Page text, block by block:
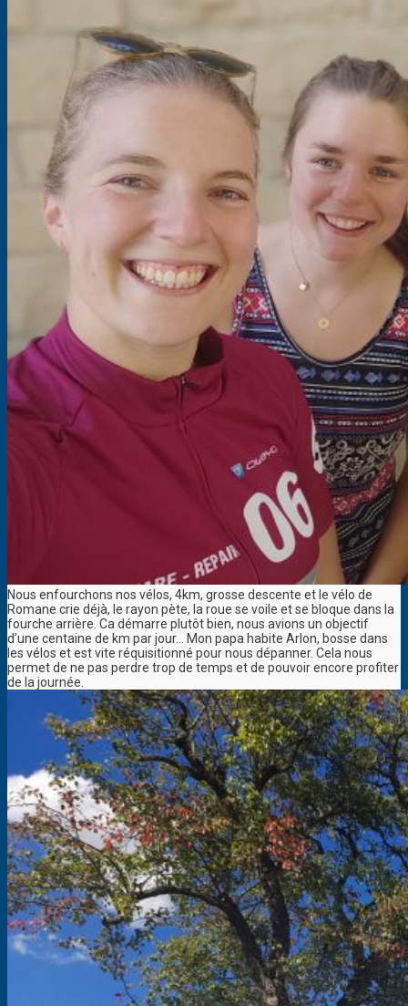
Nous enfourchons nos vélos, 4km, grosse descente et le vélo de
Romane crie déjà, le rayon pète, la roue se voile et se bloque dans la
fourche arrière. Ca démarre plutôt bien, nous avions un objectif
d’une centaine de km par jour… Mon papa habite Arlon, bosse dans
les vélos et est vite réquisitionné pour nous dépanner. Cela nous
permet de ne pas perdre trop de temps et de pouvoir encore profiter
de la journée.